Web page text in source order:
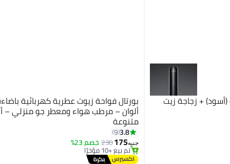
(أسود) + زجاجة زيت
ألوان – مرطب هواء ومعطر جو منزلي –
متنوعة
3.8
9
جنيه175
230خصم 23%
#7 في رذاذات الزيوت
توصيل مجاني
تم بيع +10 مؤخرًا
#7 في رذاذات الزيوت